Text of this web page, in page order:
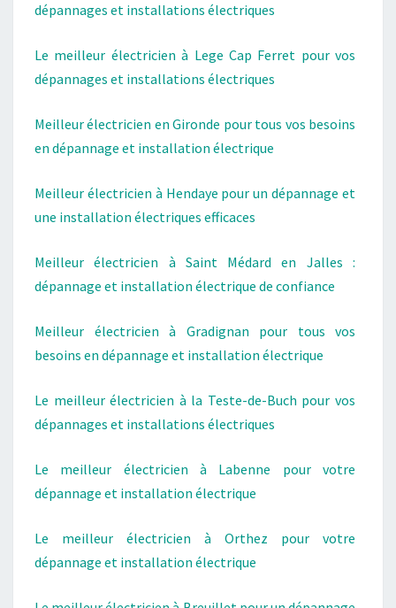
dépannages et installations électriques
Le meilleur électricien à Lege Cap Ferret pour vos
dépannages et installations électriques
Meilleur électricien en Gironde pour tous vos besoins
en dépannage et installation électrique
Meilleur électricien à Hendaye pour un dépannage et
une installation électriques efficaces
Meilleur électricien à Saint Médard en Jalles :
dépannage et installation électrique de confiance
Meilleur électricien à Gradignan pour tous vos
besoins en dépannage et installation électrique
Le meilleur électricien à la Teste-de-Buch pour vos
dépannages et installations électriques
Le meilleur électricien à Labenne pour votre
dépannage et installation électrique
Le meilleur électricien à Orthez pour votre
dépannage et installation électrique